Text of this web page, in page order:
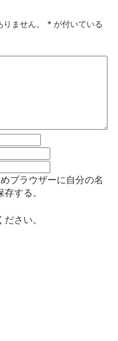
ません。 * が付いている
ブラウザーに自分の名
する。
さい。